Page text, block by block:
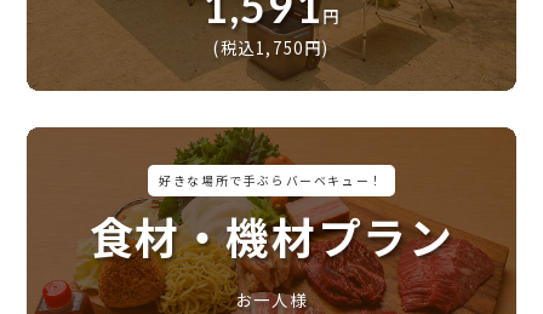
円
(税込1,750円)
好きな場所で手ぶらバーベキュー！
食材・機材プラン
お一人様